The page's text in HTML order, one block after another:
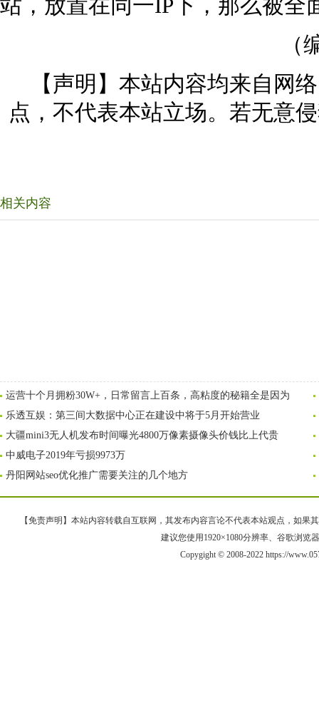
站，放置在同一IP下，那么被全
（
【声明】本站内容均来自网
点，不代表本站立场。若无意
相关内容
运营十个月拥粉30W+，日常留言上百条，高粘度的秘籍全是因为
乐透互娱：第三间大数据中心正在建设中将于5月开始营业
大疆mini3无人机发布时间曝光4800万像素摄像头价钱比上代贵
中威电子2019年亏损9973万
丹阳网站seo优化推广需要关注的几个地方
【免责声明】本站内容转载自互联网，其发布内容言论不代表本站观点，如果
建议您使用1920×1080分辨率、谷歌浏览
Copygight © 2008-2022 https://